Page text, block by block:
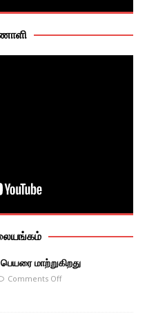
மாற்றுகிறது
Comments Off